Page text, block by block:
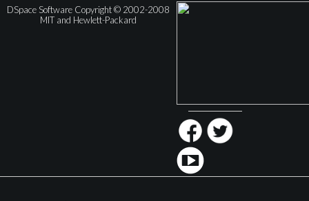
DSpace Software Copyright © 2002-2008
MIT and Hewlett-Packard